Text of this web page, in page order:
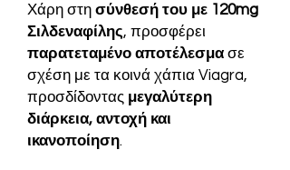
Χάρη στη σύνθεσή του με 120mg
Σιλδεναφίλης, προσφέρει
παρατεταμένο αποτέλεσμα σε
σχέση με τα κοινά χάπια Viagra,
προσδίδοντας μεγαλύτερη
διάρκεια, αντοχή και
ικανοποίηση.